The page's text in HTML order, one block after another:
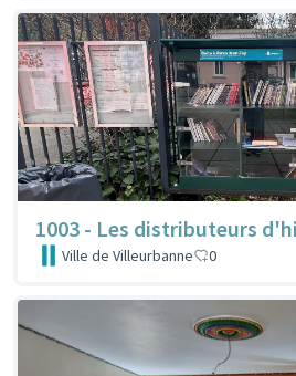
1003 - Les distributeurs
Ville de Villeurbanne 0